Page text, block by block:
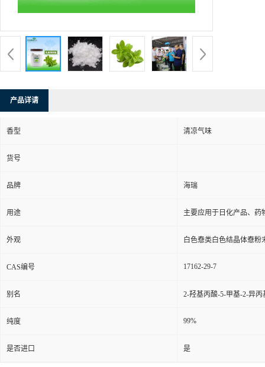
产品详请
香型 清凉气味
货号
品牌 海瑞
用途 主要应用于日化产品、药
外观 白色憃类白色结晶体憃粉
CAS编号 17162-29-7
别名 2-羟基丙酸-5-甲基-2-异
纯度 99%
是否进口 是